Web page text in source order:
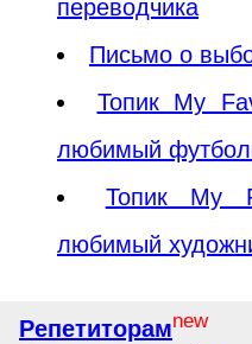
переводчика
Письмо о
Топик My
любимый
Топик My
любимый
Репетиторамnew